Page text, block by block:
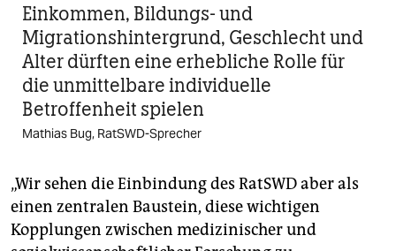
Einkommen, Bildungs- und
Migrationshintergrund, Geschlecht und
Alter dürften eine erhebliche Rolle für
die unmittelbare individuelle
Betroffenheit spielen
Mathias Bug, RatSWD-Sprecher
„Wir sehen die Einbindung des RatSWD aber als
einen zentralen Baustein, diese wichtigen
Kopplungen zwischen medizinischer und